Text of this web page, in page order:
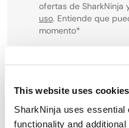
This website uses cookies
SharkNinja uses essential
functionality and
ofertas de SharkNinja
uso. Entiende que
momento*
protegemos su información